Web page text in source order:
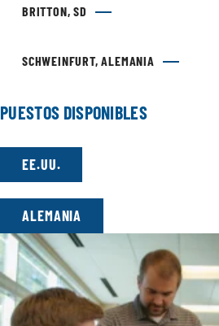
BRITTON, SD
SCHWEINFURT, ALEMANIA
PUESTOS DISPONIBLES
EE.UU.
ALEMANIA